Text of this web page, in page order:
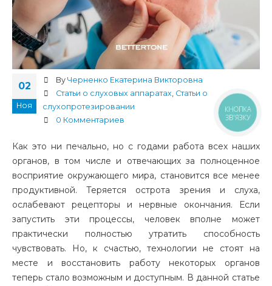
02
Ноя
By Черненко Екатерина Викторовна
Статьи о слуховых аппаратах, Статьи о
слухопротезировании
0 Комментариев
Как это ни печально, но с годами работа всех наших
органов, в том числе и отвечающих за полноценное
восприятие окружающего мира, становится все менее
продуктивной. Теряется острота зрения и слуха,
ослабевают рецепторы и нервные окончания. Если
запустить эти процессы, человек вполне может
практически полностью утратить способность
чувствовать. Но, к счастью, технологии не стоят на
месте и восстановить работу некоторых органов
теперь стало возможным и доступным. В данной статье
КНОПКА
ЗВ'ЯЗКУ